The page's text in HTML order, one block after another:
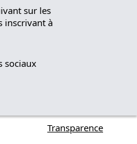
sur les
inscrivant à
sociaux
Transparence